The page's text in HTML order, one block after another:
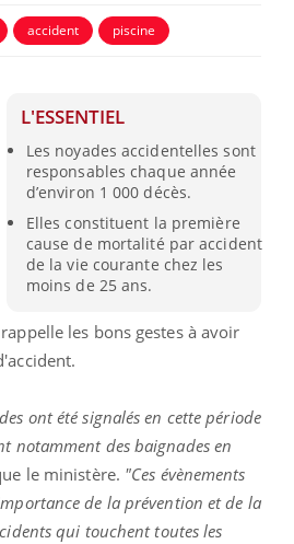
accident piscine
L'ESSENTIEL
Les noyades accidentelles sont
responsables chaque année
d’environ 1 000 décès.
Elles constituent la première
cause de mortalité par accident
de la vie courante chez les
moins de 25 ans.
les bons gestes à avoir
ont été signalés en cette période
notamment des baignades en
le ministère. "Ces évènements
de la prévention et de la
qui touchent toutes les